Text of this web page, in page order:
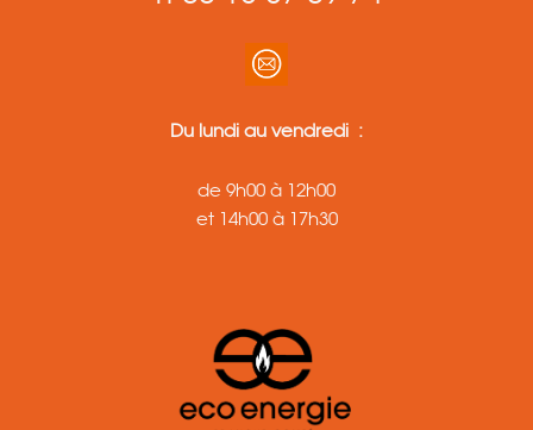
Du lundi au vendredi :
de 9h00 à 12h00
et 14h00 à 17h30